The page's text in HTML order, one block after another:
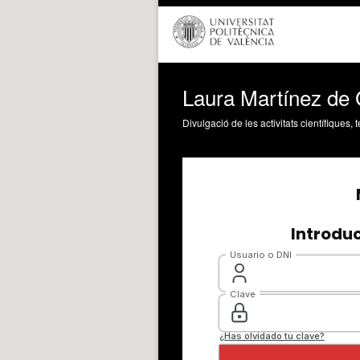
Laura Martínez de
Divulgació de les activitats científiques,